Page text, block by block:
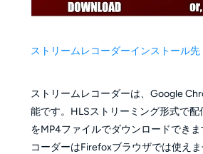
ストリームレコーダーインストール先
ストリームレコーダーは、Google
能です。HLSストリーミング形式で配
をMP4ファイルでダウンロードでき
コーダーはFirefoxブラウザでは使え